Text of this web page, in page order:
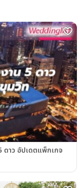
ดาว อัปเดตแพ็กเกจ